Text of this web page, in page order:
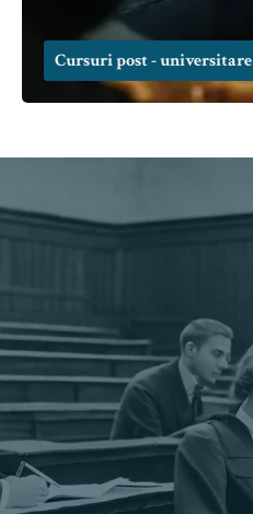
Cursuri post - universitare